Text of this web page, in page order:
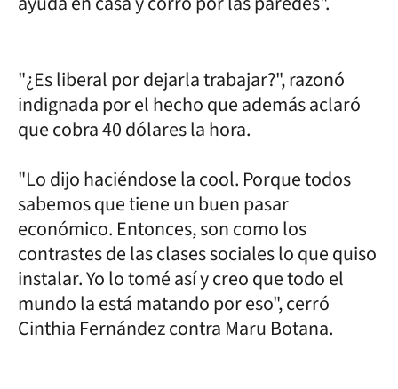
"¿Es liberal por dejarla trabajar?", razonó
indignada por el hecho que además aclaró
que cobra 40 dólares la hora.
"Lo dijo haciéndose la cool. Porque todos
sabemos que tiene un buen pasar
económico. Entonces, son como los
contrastes de las clases sociales lo que quiso
instalar. Yo lo tomé así y creo que todo el
mundo la está matando por eso", cerró
Cinthia Fernández contra Maru Botana.